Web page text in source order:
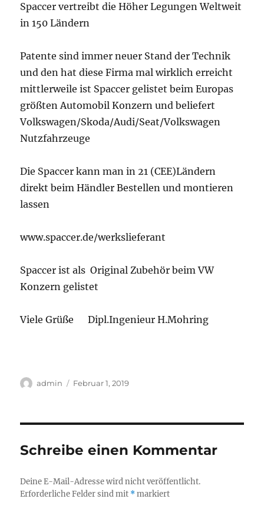
Spaccer vertreibt die Höher Legungen Weltweit
in 150 Ländern
Patente sind immer neuer Stand der Technik
und den hat diese Firma mal wirklich erreicht
mittlerweile ist Spaccer gelistet beim Europas
größten Automobil Konzern und beliefert
Volkswagen/Skoda/Audi/Seat/Volkswagen
Nutzfahrzeuge
Die Spaccer kann man in 21 (CEE)Ländern
direkt beim Händler Bestellen und montieren
lassen
www.spaccer.de/werkslieferant
Spaccer ist als Original Zubehör beim VW
Konzern gelistet
Viele Grüße Dipl.Ingenieur H.Mohring
Autor
admin
Veröffentlicht
Februar 1, 2019
Schreibe einen Kommentar
Deine E-Mail-Adresse wird nicht veröffentlicht.
Erforderliche Felder sind mit *markiert